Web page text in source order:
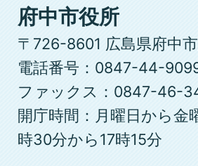
府
中
市
府中市役所
〒726-8601 広島県府中
電話番号：0847-44-
ファックス：0847-46-
開庁時間：月曜日から金
時30分から17時15分